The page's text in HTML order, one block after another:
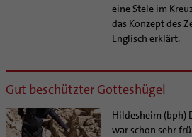
eine Stele im
das Konzept des
Englisch erklärt.
Gut beschützter Gotteshügel
Hildesheim (bph)
war schon sehr